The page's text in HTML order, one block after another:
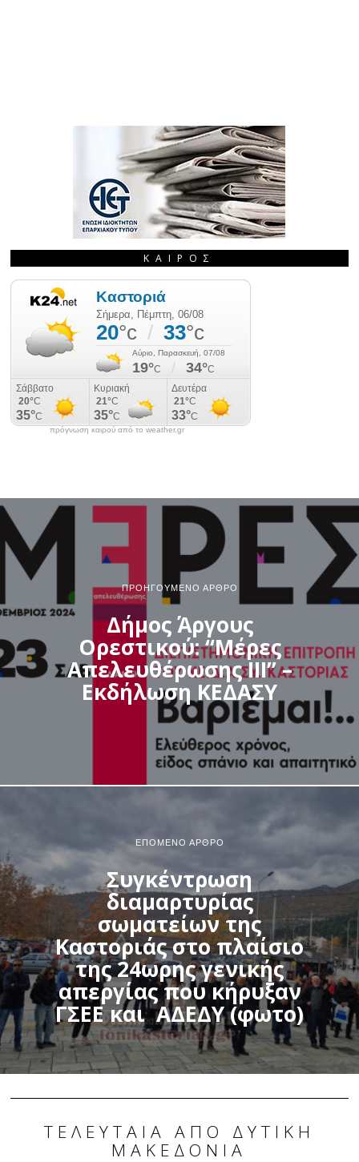
ΚΑΙΡΌΣ
πρόγνωση καιρού από το weather.gr
ΠΡΟΗΓΟΎΜΕΝΟ ΆΡΘΡΟ
Δήμος Άργους
Ορεστικού: “Μέρες
Απελευθέρωσης ΙΙΙ” –
Εκδήλωση ΚΕΔΑΣΥ
ΕΠΌΜΕΝΟ ΆΡΘΡΟ
Συγκέντρωση
διαμαρτυρίας
σωματείων της
Καστοριάς στο πλαίσιο
της 24ωρης γενικής
απεργίας που κήρυξαν
ΓΣΕΕ και ΑΔΕΔΥ (φωτο)
ΤΕΛΕΥΤΑΊΑ ΑΠΌ ΔΥΤΙΚΉ
ΜΑΚΕΔΟΝΊΑ